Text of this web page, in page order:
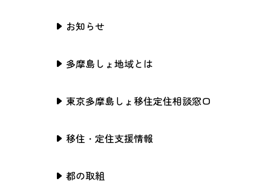
お知らせ
多摩島しょ地域とは
東京多摩島しょ移住定住相談窓口
移住・定住支援情報
都の取組